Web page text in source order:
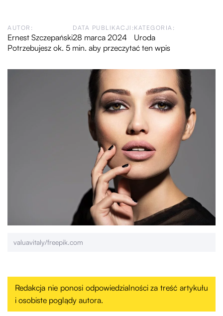
AUTOR:
Ernest Szczepański
DATA PUBLIKACJI:
28 marca 2024
KATEGORIA:
Uroda
Potrzebujesz ok. 5 min. aby przeczytać ten wpis
valuavitaly/freepik.com
Redakcja nie ponosi odpowiedzialności za treść artykułu
i osobiste poglądy autora.